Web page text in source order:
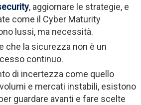
, aggiornare le strategie, e
come il Cyber Maturity
lussi, ma necessità.
che la sicurezza non è un
continuo.
di incertezza come quello
e mercati instabili, esistono
guardare avanti e fare scelte